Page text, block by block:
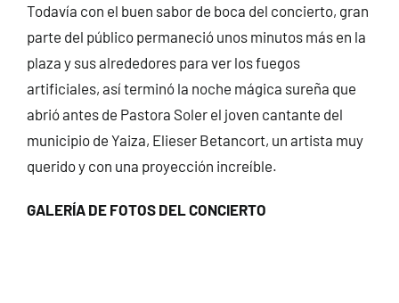
Todavía con el buen sabor de boca del concierto, gran
parte del público permaneció unos minutos más en la
plaza y sus alrededores para ver los fuegos
artificiales, así terminó la noche mágica sureña que
abrió antes de Pastora Soler el joven cantante del
municipio de Yaiza, Elieser Betancort, un artista muy
querido y con una proyección increíble.
GALERÍA DE FOTOS DEL CONCIERTO